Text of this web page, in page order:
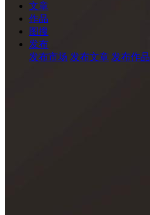
文章
作品
图搜
发布
发布市场 发布文章 发布作品